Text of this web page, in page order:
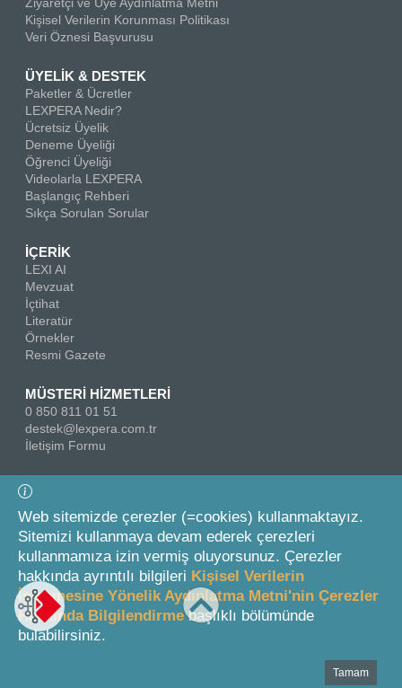
Kişisel Verilerin Korunması Politikası
Veri Öznesi Başvurusu
ÜYELİK & DESTEK
Paketler & Ücretler
LEXPERA Nedir?
Ücretsiz Üyelik
Deneme Üyeliği
Öğrenci Üyeliği
Videolarla LEXPERA
Başlangıç Rehberi
Sıkça Sorulan Sorular
İÇERİK
LEXI AI
Mevzuat
İçtihat
Literatür
Örnekler
Resmi Gazete
MÜSTERİ HİZMETLERİ
0 850 811 01 51
destek@lexpera.com.tr
İletişim Formu
Bizi Takip Edin
© 2026 On İki Levha Yayıncılık A.Ş.
Web sitemizde çerezler (=cookies) kullanmaktayız.
Sitemizi kullanmaya devam ederek çerezleri
kullanmamıza izin vermiş oluyorsunuz. Çerezler
hakkında ayrıntılı bilgileri Kişisel Verilerin
İşlenmesine Yönelik Aydınlatma Metni'nin Çerezler
Hakkında Bilgilendirmebaşlıklı bölümünde
bulabilirsiniz.
Tamam